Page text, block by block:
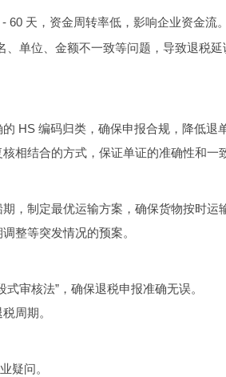
60 天，资金周转率低，影响企业资金流。
、单位、金额不一致等问题，导致退税延
HS 编码归类，确保申报合规，降低退
相结合的方式，保证单证的准确性和一
，制定最优运输方案，确保货物按时运
整等突发情况的预案。
审核法”，确保退税申报准确无误。
周期。
疑问。